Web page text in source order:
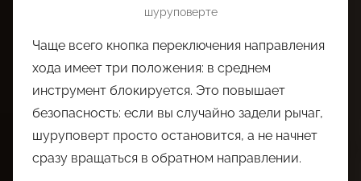
шуруповерте
Чаще всего кнопка переключения направления
хода имеет три положения: в среднем
инструмент блокируется. Это повышает
безопасность: если вы случайно задели рычаг,
шуруповерт просто остановится, а не начнет
сразу вращаться в обратном направлении.